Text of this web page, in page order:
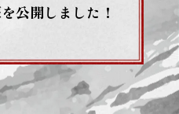
公開しました！